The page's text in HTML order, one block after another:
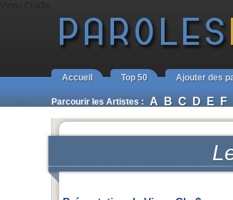
Accueil Top 50 Ajouter des
Parcourir les Artistes : A B C D E F